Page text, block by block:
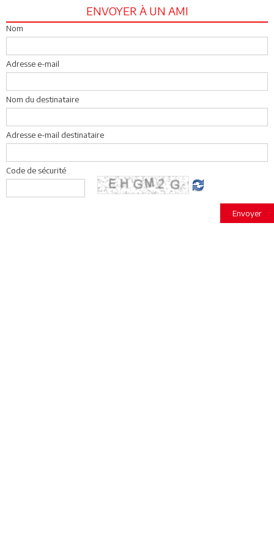
ENVOYER À UN AMI
Nom
Adresse e-mail
Nom du destinataire
Adresse e-mail destinataire
Code de sécurité
Envoyer